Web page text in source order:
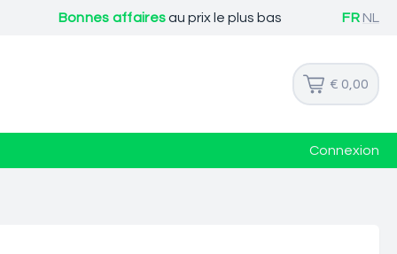
Bonnes affairesau prix le plus bas FR NL
€ 0,00
Connexion